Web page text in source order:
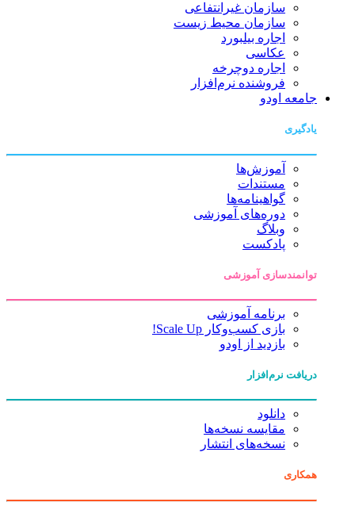
سازمان غیرانتفاعی
سازمان محیط زیست
اجاره بیلبورد
عکاسی
اجاره دوچرخه
فروشنده نرم‌افزار
جامعه اودو
یادگیری
آموزش‌ها
مستندات
گواهینامه‌ها
دوره‌های آموزشی
وبلاگ
پادکست
توانمندسازی آموزشی
برنامه آموزشی
بازی کسب‌وکار Scale Up!
بازدید از اودو
دریافت نرم‌افزار
دانلود
مقایسه نسخه‌ها
نسخه‌های انتشار
همکاری